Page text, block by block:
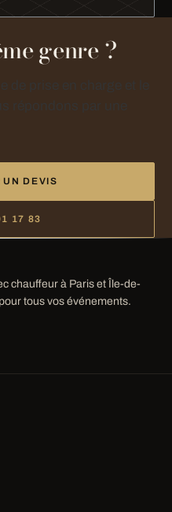
genre ?
UN DEVIS
17 83
chauffeur à Paris et Île-de-
tous vos événements.